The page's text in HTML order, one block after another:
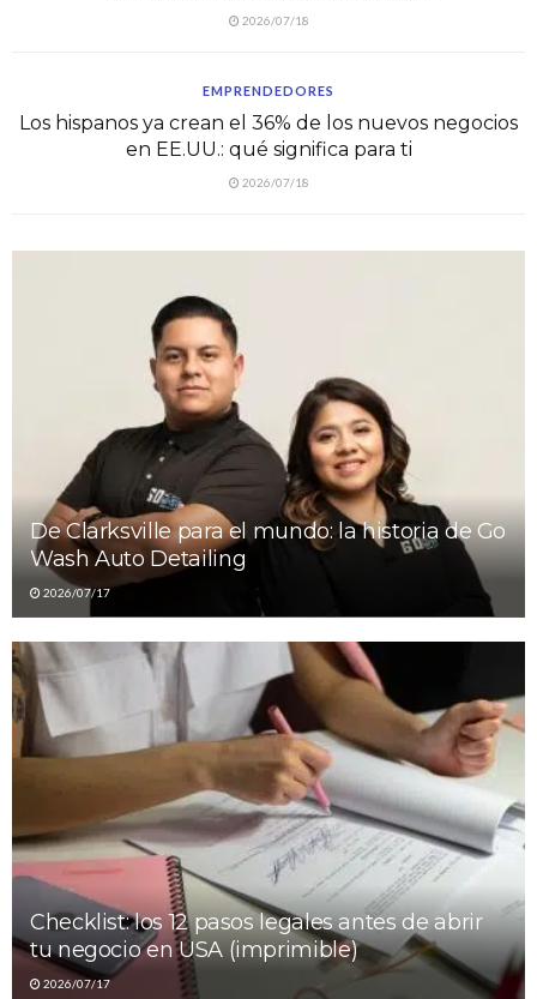
2026/07/18
EMPRENDEDORES
Los hispanos ya crean el 36% de los nuevos negocios
en EE.UU.: qué significa para ti
2026/07/18
De Clarksville para el mundo: la historia de Go
Wash Auto Detailing
2026/07/17
Checklist: los 12 pasos legales antes de abrir
tu negocio en USA (imprimible)
2026/07/17